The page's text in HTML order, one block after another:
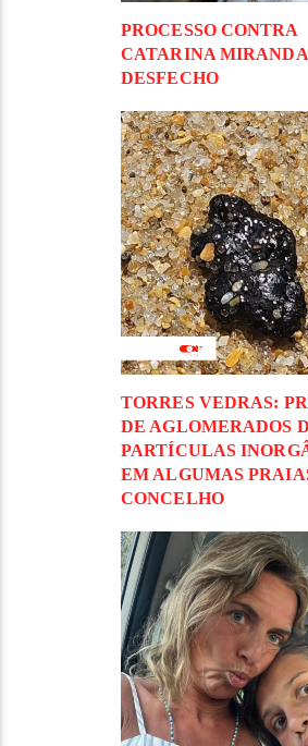
PROCESSO CONTRA
CATARINA
DESFECHO
TORRES VEDRAS:
DE AGLOMERADOS
PARTÍCULAS
EM ALGUMAS
CONCELHO